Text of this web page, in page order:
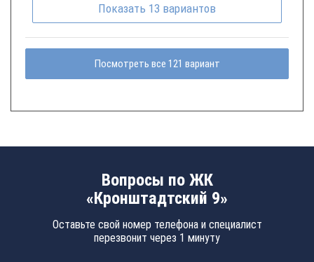
Показать 13 вариантов
Посмотреть все 121 вариант
Вопросы по ЖК
«Кронштадтский 9»
Оставьте свой номер телефона и специалист
перезвонит через 1 минуту